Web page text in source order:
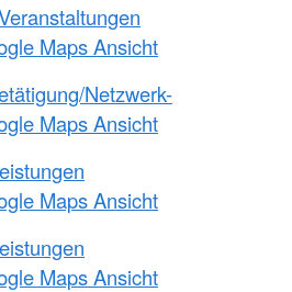
Maps Ansicht
Netzwerk-
Maps Ansicht
Maps Ansicht
Maps Ansicht